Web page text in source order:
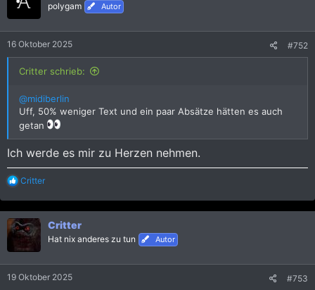
polygam Autor
16 Oktober 2025 #752
Critter schrieb:
@midiberlin
Uff, 50% weniger Text und ein paar Absätze hätten es auch
getan
Ich werde es mir zu Herzen nehmen.
R
a
k
t
i
o
n
Critter
Critter
Hat nix anderes zu tun Autor
19 Oktober 2025 #753